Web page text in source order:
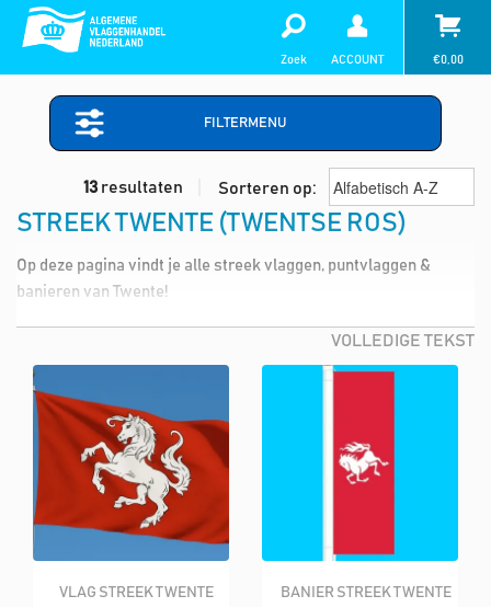
Zoek ACCOUNT €0,00
FILTERMENU
13 resultaten Sorteren op:
STREEK TWENTE (TWENTSE ROS)
Op deze pagina vindt je alle streek vlaggen, puntvlaggen &
banieren van Twente!
VOLLEDIGE TEKST
VLAG STREEK TWENTE
BANIER STREEK TWENTE